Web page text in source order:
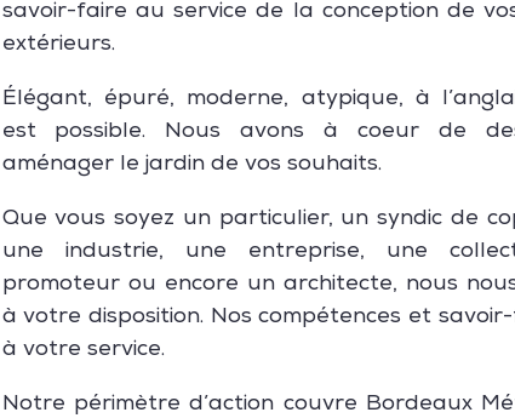
savoir-faire au service de la conception de
extérieurs.
Élégant, épuré, moderne, atypique, à
est possible. Nous avons à coeur de
aménager le jardin de vos souhaits.
Que vous soyez un particulier, un syndic de
une industrie, une entreprise, une
promoteur ou encore un architecte, nous
à votre disposition. Nos compétences et
à votre service.
Notre périmètre d’action couvre Bordeaux